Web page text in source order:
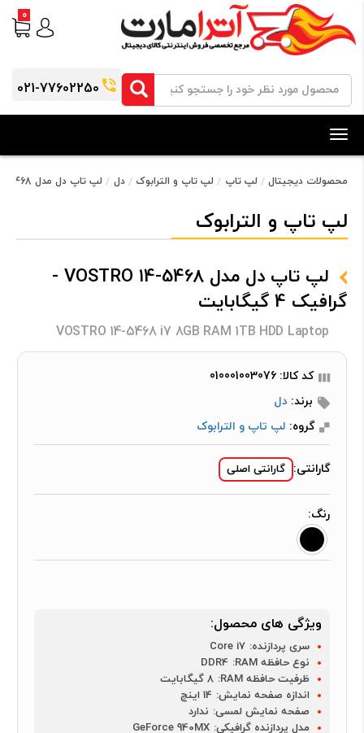
021-77602250
0
Toggle
navigation
محصولات دیجیتال لپ تاپ لپ تاپ و الترابوک دل لپ تاپ دل مدل VOSTRO 14-5468 - گرافیک 4 گیگابایت
لپ تاپ و الترابوک
لپ تاپ دل مدل VOSTRO 14-5468 -
گرافیک 4 گیگابایت
VOSTRO 14-5468 i7 8GB RAM 1TB HDD Laptop
کد کالا: 010001003076
برند: دل
گروه: لپ تاپ و الترابوک
گارانتی: گارانتی اصلی
رنگ:
ویژگی های محصول:
سری پردازنده: Core i7
نوع حافظه RAM:
DDR4
ظرفیت حافظه RAM:
8 گیگابایت
اندازه صفحه نمایش: 14 اینچ
صفحه نمایش لمسی: ندارد
مدل پردازنده گرافیکی: GeForce 940MX